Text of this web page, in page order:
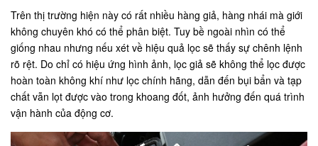
Trên thị trường hiện này có rất nhiều hàng giả, hàng nhái mà giới
không chuyên khó có thể phân biệt. Tuy bề ngoài nhìn có thể
giống nhau nhưng nếu xét về hiệu quả lọc sẽ thấy sự chênh lệnh
rõ rệt. Do chỉ có hiệu ứng hình ảnh, lọc giả sẽ không thể lọc được
hoàn toàn không khí như lọc chính hãng, dẫn đến bụi bẩn và tạp
chất vẫn lọt được vào trong khoang đốt, ảnh hưởng đến quá trình
vận hành của động cơ.